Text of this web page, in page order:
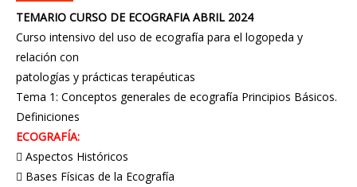
TEMARIO CURSO DE ECOGRAFIA ABRIL 2024
Curso intensivo del uso de ecografía para el logopeda y
relación con
patologías y prácticas terapéuticas
Tema 1: Conceptos generales de ecografía Principios Básicos.
Definiciones
ECOGRAFÍA:
 Aspectos Históricos
 Bases Físicas de la Ecografía